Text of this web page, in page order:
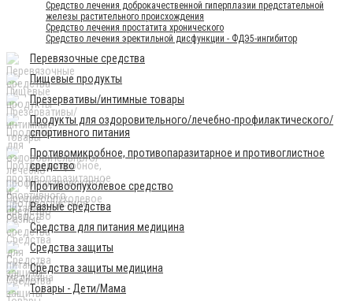
Средство лечения доброкачественной гиперплазии предстательной
железы растительного происхождения
Средство лечения простатита хронического
Средство лечения эректильной дисфункции - ФДЭ5-ингибитор
Перевязочные средства
Пищевые продукты
Презервативы/интимные товары
Продукты для оздоровительного/лечебно-профилактического/
спортивного питания
Противомикробное, противопаразитарное и противоглистное
средство
Противоопухолевое средство
Разные средства
Средства для питания медицина
Средства защиты
Средства защиты медицина
Товары - Дети/Мама